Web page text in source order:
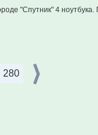
"Спутник" 4
280